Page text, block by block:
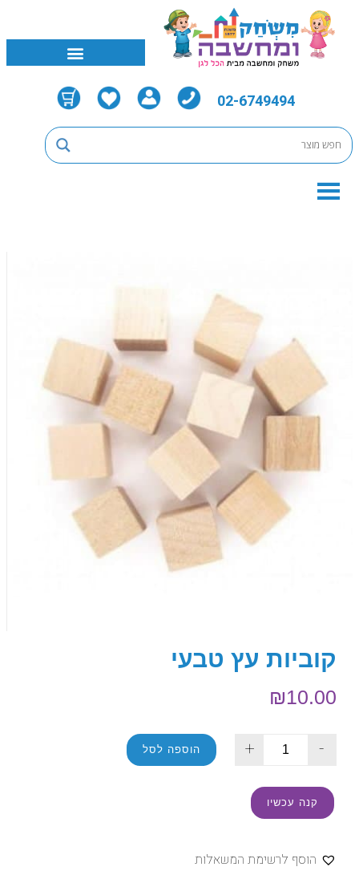
02-6749494
קוביות עץ טבעי
₪10.00
-
+ הוספה לסל
קנה עכשיו
הוסף לרשימת המשאלות